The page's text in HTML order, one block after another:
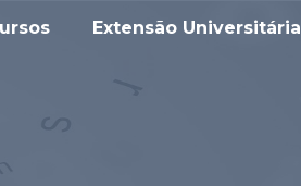
Extensão Universitária